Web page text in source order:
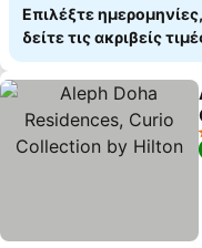
Επιλέξτε
δείτε τις ακριβείς